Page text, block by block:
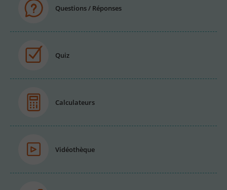
Questions / Réponses
Quiz
Calculateurs
Vidéothèque